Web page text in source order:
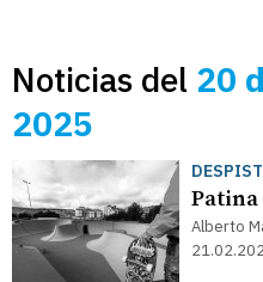
Noticias del 20
2025
Alberto